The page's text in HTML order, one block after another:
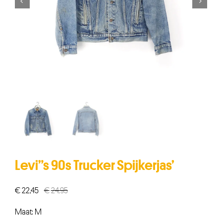
Levi”s 90s Trucker Spijkerjas’
€24,95Oorspronkelijke
€22,45
Huidige
Maat: M